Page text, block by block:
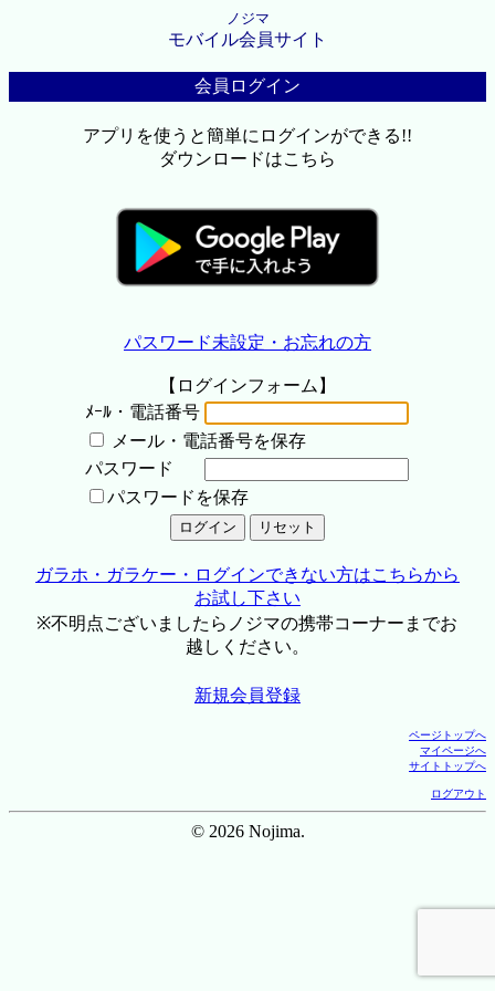
ノジマ
モバイル会員サイト
会員ログイン
アプリを使うと簡単にログインができる!!
ダウンロードはこちら
パスワード未設定・お忘れの方
【ログインフォーム】
ﾒｰﾙ・電話番号
メール・電話番号を保存
パスワード
パスワードを保存
ガラホ・ガラケー・ログインできない方はこちらから
お試し下さい
※不明点ございましたらノジマの携帯コーナーまでお
越しください。
新規会員登録
ページトップへ
マイページへ
サイトトップへ
ログアウト
© 2026 Nojima.